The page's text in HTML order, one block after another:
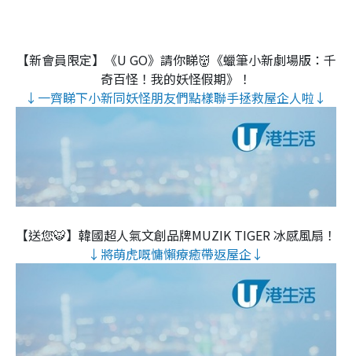
【新會員限定】《U GO》請你睇👹《蠟筆小新劇場版：千
奇百怪！我的妖怪假期》！
↓一齊睇下小新同妖怪朋友們點樣聯手拯救屋企人啦↓
【送您🐯】韓國超人氣文創品牌MUZIK TIGER 冰感風扇！
↓將萌虎嘅慵懶療癒帶返屋企↓